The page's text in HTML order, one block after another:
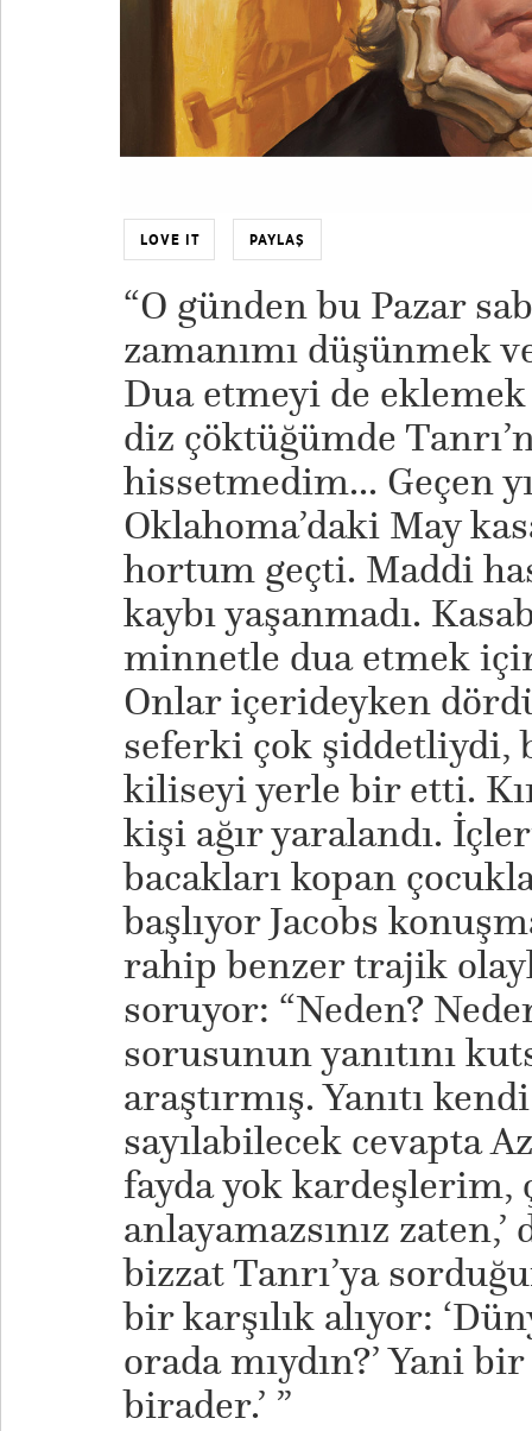
LOVE IT PAYLAŞ
“O günden bu Pazar
zamanımı düşünmek
Dua etmeyi de
diz çöktüğümde
hissetmedim... Geçen
Oklahoma’daki May
hortum geçti. Maddi
kaybı yaşanmadı.
minnetle dua etmek
Onlar içerideyken
seferki çok şiddetliydi,
kiliseyi yerle bir etti.
kişi ağır yaralandı.
bacakları kopan
başlıyor Jacobs
rahip benzer trajik
soruyor: “Neden?
sorusunun yanıtını
araştırmış. Yanıtı
sayılabilecek cevapta
fayda yok kardeşlerim,
anlayamazsınız
bizzat Tanrı’ya
bir karşılık alıyor:
orada mıydın?’ Yani
birader.’ ”